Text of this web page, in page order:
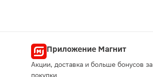
Приложение Магнит
Акции, доставка и больше бонусов за
покупки